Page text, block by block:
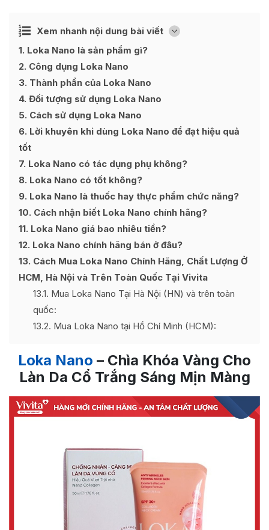
Xem nhanh nội dung bài viết [
Ẩn
1 Loka Nano là sản phẩm gì?
2 Công dụng Loka Nano
3 Thành phần của Loka Nano
4 Đối tượng sử dụng Loka Nano
5 Cách sử dụng Loka Nano
6 Lời khuyên khi dùng Loka Nano để đạt hiệu quả
tốt
7 Loka Nano có tác dụng phụ không?
8 Loka Nano có tốt không?
9 Loka Nano là thuốc hay thực phẩm chức năng?
10 Cách nhận biết Loka Nano chính hãng?
11 Loka Nano giá bao nhiêu tiền?
12 Loka Nano chính hãng bán ở đâu?
13 Cách Mua Loka Nano Chính Hãng, Chất Lượng Ở
HCM, Hà Nội và Trên Toàn Quốc Tại Vivita
13.1 Mua Loka Nano Tại Hà Nội (HN) và trên toàn
quốc:
13.2 Mua Loka Nano tại Hồ Chí Minh (HCM):
Loka Nano – Chìa Khóa Vàng Cho
Làn Da Cổ Trắng Sáng Mịn Màng